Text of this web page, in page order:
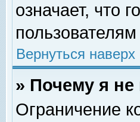
означает, что
Вернуться наверх
» Почему я не
Ограничение